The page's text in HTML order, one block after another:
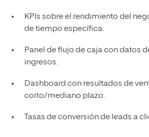
KPIs sobre el rendimiento del
de tiempo específica.
Panel de flujo de caja con datos
ingresos.
Dashboard con resultados de
corto/mediano plazo.
Tasas de conversión de leads a